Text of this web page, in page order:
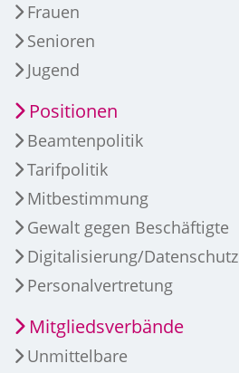
Frauen
Senioren
Jugend
Positionen
Beamtenpolitik
Tarifpolitik
Mitbestimmung
Gewalt gegen Beschäftigte
Digitalisierung/Datenschutz
Personalvertretung
Mitgliedsverbände
Unmittelbare